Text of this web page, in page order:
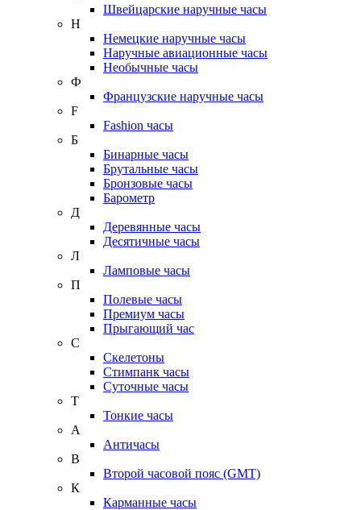
Швейцарские наручные часы
Н
Немецкие наручные часы
Наручные авиационные часы
Необычные часы
Ф
Французские наручные часы
F
Fashion часы
Б
Бинарные часы
Брутальные часы
Бронзовые часы
Барометр
Д
Деревянные часы
Десятичные часы
Л
Ламповые часы
П
Полевые часы
Премиум часы
Прыгающий час
С
Скелетоны
Стимпанк часы
Суточные часы
Т
Тонкие часы
А
Античасы
В
Второй часовой пояс (GMT)
К
Карманные часы